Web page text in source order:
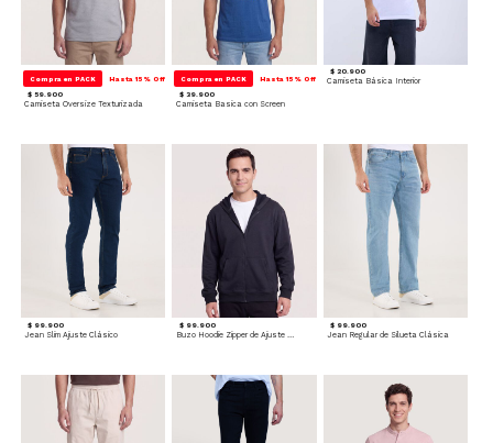
Compra en PACK Hasta 15% Off
$ 59.900
Camiseta Oversize Texturizada
Compra en PACK Hasta 15% Off
$ 39.900
Camiseta Basica con Screen
$ 20.900
Camiseta Básica Interior
$ 99.900
Jean Slim Ajuste Clásico
$ 99.900 $ 99.900
Jean Regular de Silueta Clásica